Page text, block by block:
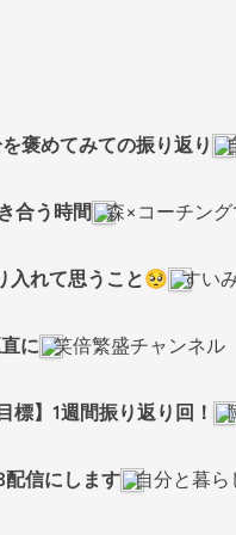
褒めてみての振り返り
合う時間 森×コーチン
入れて思うこと🥺 すい
に 笑倍繁盛チャンネル
標】1週間振り返り回！
信にします 自分と暮ら